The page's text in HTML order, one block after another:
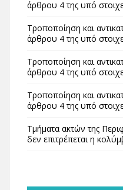
άρθρου 4 της υπό
Τροποποίηση και
άρθρου 4 της υπό
Τροποποίηση και
άρθρου 4 της υπό
Τροποποίηση και
άρθρου 4 της υπό
Τμήματα ακτών της
δεν επιτρέπεται η